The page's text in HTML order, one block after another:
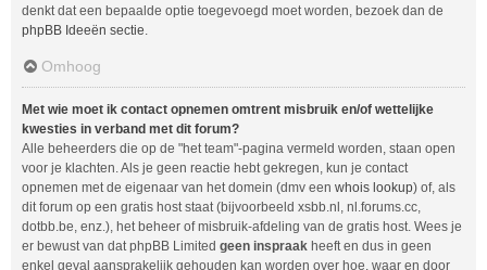
denkt dat een bepaalde optie toegevoegd moet worden, bezoek dan de
phpBB Ideeën sectie.
Omhoog
Met wie moet ik contact opnemen omtrent misbruik en/of wettelijke
kwesties in verband met dit forum?
Alle beheerders die op de "het team"-pagina vermeld worden, staan open
voor je klachten. Als je geen reactie hebt gekregen, kun je contact
opnemen met de eigenaar van het domein (dmv een whois lookup) of, als
dit forum op een gratis host staat (bijvoorbeeld xsbb.nl, nl.forums.cc,
dotbb.be, enz.), het beheer of misbruik-afdeling van de gratis host. Wees je
er bewust van dat phpBB Limited geen inspraak heeft en dus in geen
enkel geval aansprakelijk gehouden kan worden over hoe, waar en door